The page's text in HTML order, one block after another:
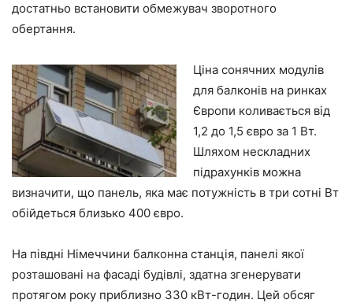
достатньо встановити обмежувач зворотного
обертання.
Ціна сонячних модулів
для балконів на ринках
Європи коливається від
1,2 до 1,5 євро за 1 Вт.
Шляхом нескладних
підрахунків можна
визначити, що панель, яка має потужність в три сотні Вт
обійдеться близько 400 євро.
На півдні Німеччини балконна станція, панелі якої
розташовані на фасаді будівлі, здатна згенерувати
протягом року приблизно 330 кВт-годин. Цей обсяг